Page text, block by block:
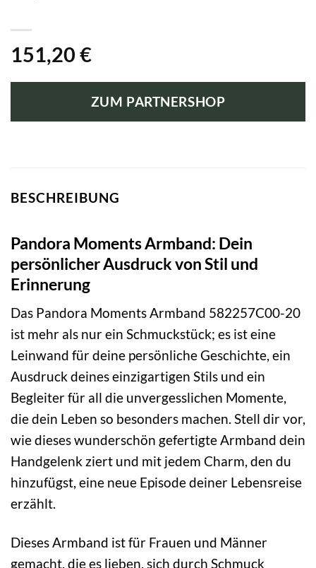
151,20 €
ZUM PARTNERSHOP
BESCHREIBUNG
Pandora Moments Armband: Dein
persönlicher Ausdruck von Stil und
Erinnerung
Das Pandora Moments Armband 582257C00-20
ist mehr als nur ein Schmuckstück; es ist eine
Leinwand für deine persönliche Geschichte, ein
Ausdruck deines einzigartigen Stils und ein
Begleiter für all die unvergesslichen Momente,
die dein Leben so besonders machen. Stell dir vor,
wie dieses wunderschön gefertigte Armband dein
Handgelenk ziert und mit jedem Charm, den du
hinzufügst, eine neue Episode deiner Lebensreise
erzählt.
Dieses Armband ist für Frauen und Männer
gemacht, die es lieben, sich durch Schmuck